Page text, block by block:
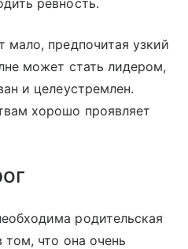
мало, предпочитая узкий
может стать лидером,
и целеустремлен.
хорошо проявляет
родительская
что она очень